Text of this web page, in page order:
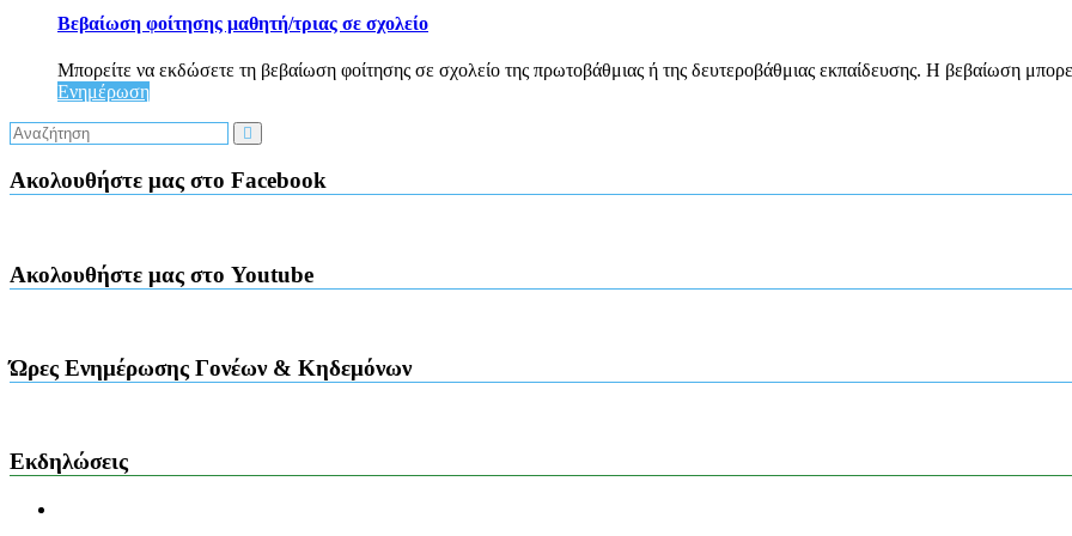
Βεβαίωση φοίτησης μαθητή/τριας σε σχολείο
Μπορείτε να εκδώσετε τη βεβαίωση φοίτησης σε σχολείο της πρωτοβάθμιας ή της δευτεροβάθμιας εκπαίδευσης. Η βεβαίωση
Ενημέρωση
Ακολουθήστε μας στο Facebook
Ακολουθήστε μας στο Youtube
Ώρες Ενημέρωσης Γονέων & Κηδεμόνων
Εκδηλώσεις